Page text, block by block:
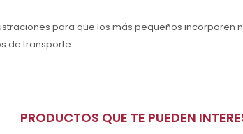
para que los más pequeños incorporen
de transporte.
PRODUCTOS QUE TE PUEDEN